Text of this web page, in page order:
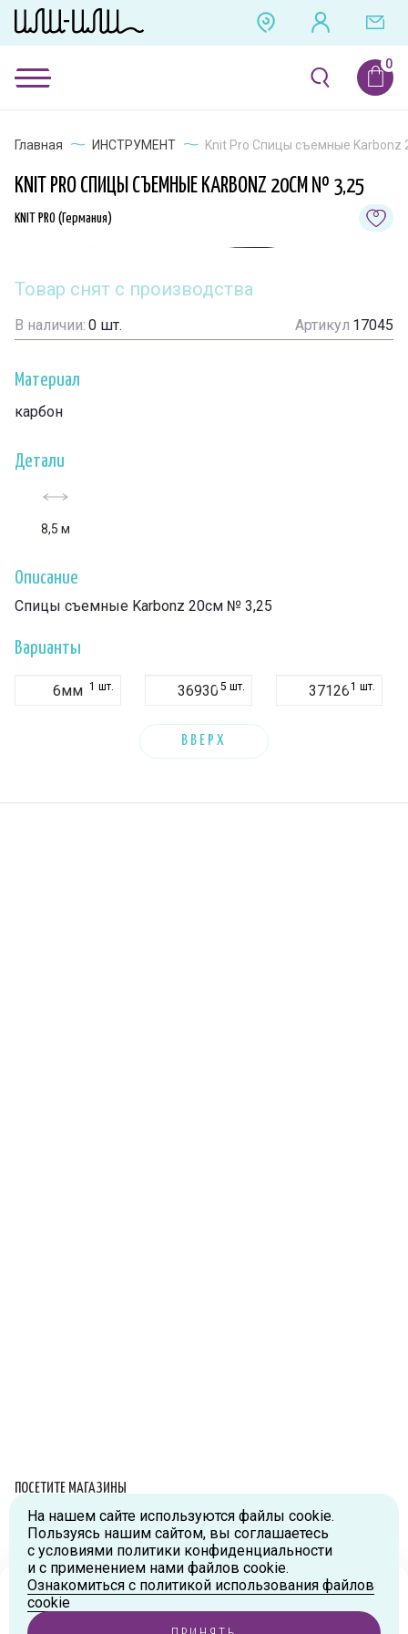
Ваш городМосква?
Главная ИНСТРУМЕНТ Knit Pro Спицы съемные Karbonz
KNIT PRO СПИЦЫ СЪЕМНЫЕ KARBONZ 20СМ № 3,25
KNIT PRO (Германия)
Товар снят с производства
В наличии: 0 шт. Артикул 17045
Материал
карбон
Детали
8,5 м
Описание
Спицы съемные Karbonz 20см № 3,25
Варианты
1 шт.
6мм 5 шт.
36930 1 шт.
37126
ВВЕРХ
ПОСЕТИТЕ МАГАЗИНЫ
Схема проезда
г.Москва, ул.Большая Новодмитровская, д.36, стр.2., вход №5
Дизайн-завод «FLACON»
Тел: +7 (916) 215-94-95
г.Москва, ул. Орджоникидзе, д.9, к.1
На нашем сайте используются файлы cookie.
Пользуясь нашим сайтом, вы соглашаетесь
с условиями политики конфиденциальности
и с применением нами файлов cookie.
Ознакомиться с политикой использования файлов
cookie